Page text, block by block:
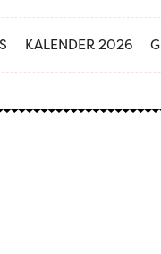
KALENDER 2026